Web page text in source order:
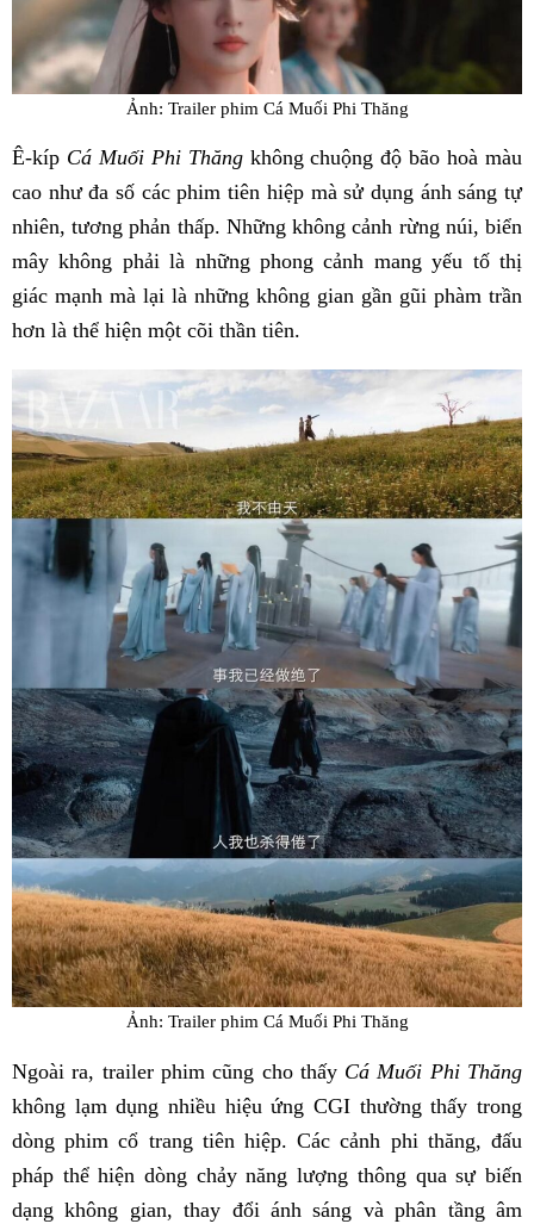
Ảnh: Trailer phim Cá Muối Phi Thăng
Ê-kíp Cá Muối Phi Thăngkhông chuộng độ bão hoà màu
cao như đa số các phim tiên hiệp mà sử dụng ánh sáng tự
nhiên, tương phản thấp. Những không cảnh rừng núi, biển
mây không phải là những phong cảnh mang yếu tố thị
giác mạnh mà lại là những không gian gần gũi phàm trần
hơn là thể hiện một cõi thần tiên.
Ảnh: Trailer phim Cá Muối Phi Thăng
Ngoài ra, trailer phim cũng cho thấy Cá Muối Phi Thăng
không lạm dụng nhiều hiệu ứng CGI thường thấy trong
dòng phim cổ trang tiên hiệp. Các cảnh phi thăng, đấu
pháp thể hiện dòng chảy năng lượng thông qua sự biến
dạng không gian, thay đổi ánh sáng và phân tầng âm